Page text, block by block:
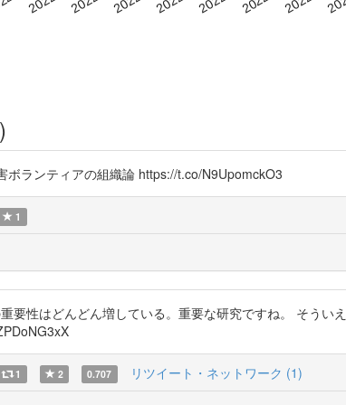
ランティアの組織論 https://t.co/N9UpomckO3
1
要性はどんどん増している。重要な研究ですね。 そうい
1 2 0.707 リツイート・ネットワーク (1)